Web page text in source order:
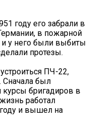
году его забрали в
в пожарной
и у него были выбиты
протезы.
ПЧ-22,
Сначала был
бригадиров в
работал
и вышел на